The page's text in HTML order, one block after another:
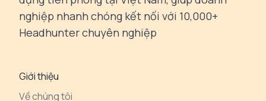
nghiệp nhanh chóng kết nối với 10,000+
Headhunter chuyên nghiệp
Giới thiệu
Về chúng tôi